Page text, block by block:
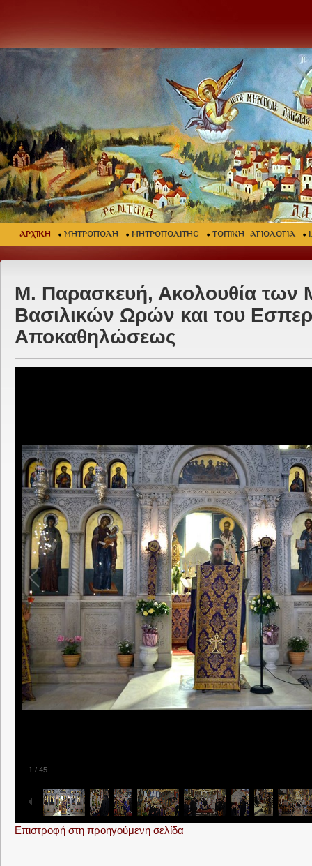
ΑΡΧΙΚΗ ΜΗΤΡΟΠΟΛΗ ΜΗΤΡΟΠΟΛΙΤΗΣ ΤΟΠΙΚΗ ΑΓΙΟΛΟΓΙΑ
Μ. Παρασκευή, Ακολουθία των
Βασιλικών Ωρών και του
Αποκαθηλώσεως
1 / 45
Επιστροφή στη προηγούμενη σελίδα